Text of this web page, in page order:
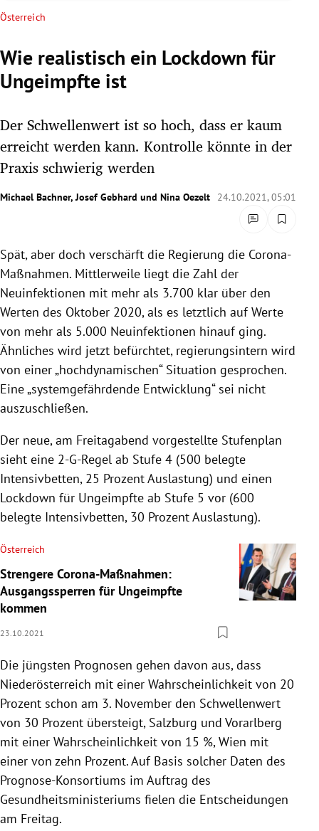
Untermenü
Untermenü
Untermenü
Untermenü
Untermenü
Untermenü
Untermenü
Österreich
Wie realistisch ein Lockdown für
Ungeimpfte ist
Der Schwellenwert ist so hoch, dass er kaum
erreicht werden kann. Kontrolle könnte in der
Praxis schwierig werden
Michael Bachner,Josef Gebhard und Nina Oezelt 24.10.2021, 05:01
Spät, aber doch verschärft die Regierung die Corona-
Maßnahmen. Mittlerweile liegt die Zahl der
Neuinfektionen mit mehr als 3.700 klar über den
Werten des Oktober 2020, als es letztlich auf Werte
von mehr als 5.000 Neuinfektionen hinauf ging.
Ähnliches wird jetzt befürchtet, regierungsintern wird
von einer „hochdynamischen“ Situation gesprochen.
Eine „systemgefährdende Entwicklung“ sei nicht
auszuschließen.
Der neue, am Freitagabend vorgestellte Stufenplan
sieht eine 2-G-Regel ab Stufe 4 (500 belegte
Intensivbetten, 25 Prozent Auslastung) und einen
Lockdown für Ungeimpfte ab Stufe 5 vor (600
belegte Intensivbetten, 30 Prozent Auslastung).
Österreich
Strengere Corona-Maßnahmen:
Ausgangssperren für Ungeimpfte
kommen
23.10.2021
Die jüngsten Prognosen gehen davon aus, dass
Niederösterreich mit einer Wahrscheinlichkeit von 20
Prozent schon am 3. November den Schwellenwert
von 30 Prozent übersteigt, Salzburg und Vorarlberg
mit einer Wahrscheinlichkeit von 15 %, Wien mit
einer von zehn Prozent. Auf Basis solcher Daten des
Prognose-Konsortiums im Auftrag des
Gesundheitsministeriums fielen die Entscheidungen
am Freitag.